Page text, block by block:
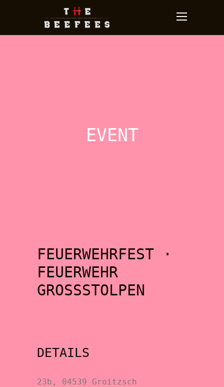
EVENT
FEUERWEHRFEST ·
FEUERWEHR
GROSSSTOLPEN
DETAILS
23b, 04539 Groitzsch